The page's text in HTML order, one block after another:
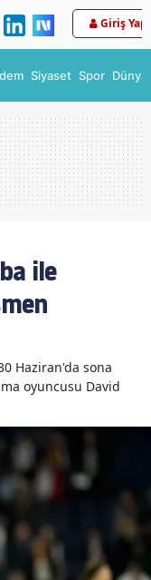
Giriş Yap
Siyaset Spor Dünya
ile
Haziran'da sona
oyuncusu David